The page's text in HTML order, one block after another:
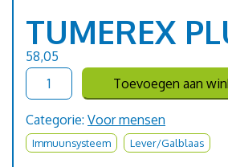
TUMEREX
58,05
TUMEREX
PLUZ®
aantal
Toevoegen aan
Categorie: Voor mensen
Immuunsysteem Lever/Galblaas